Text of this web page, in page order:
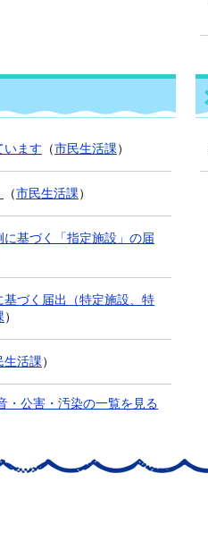
います （市民生活課）
（市民生活課）
基づく「指定施設」の届
づく届出（特定施設、特
）
生活課）
・公害・汚染の一覧を見る